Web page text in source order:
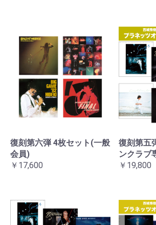
復刻第六弾 4枚セット(一般
会員)
￥17,600
復刻第五
ンクラブ
￥19,800